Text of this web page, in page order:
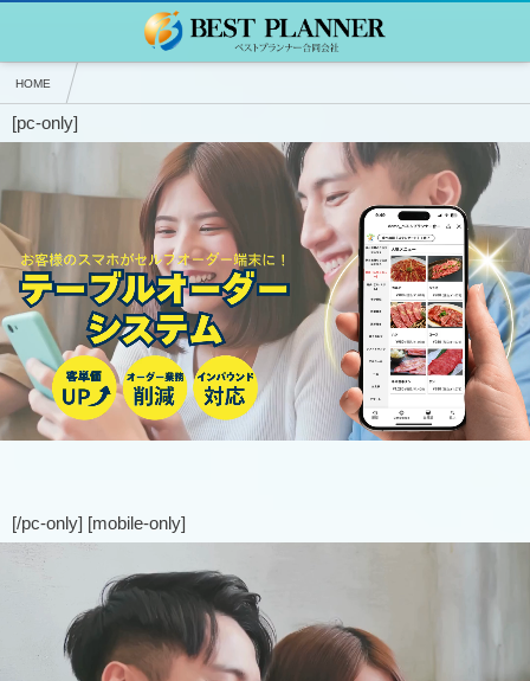
HOME
★LINEをビジネスで活用しよう！ホームページのようなLINE公式アカウント構築
[pc-only]
[/pc-only] [mobile-only]